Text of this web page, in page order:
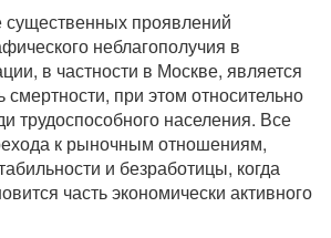
проявлений
неблагополучия в
в частности в Москве, является
смертности, при этом относительно
трудоспособного населения. Все
к рыночным отношениям,
и безработицы, когда
часть экономически активного